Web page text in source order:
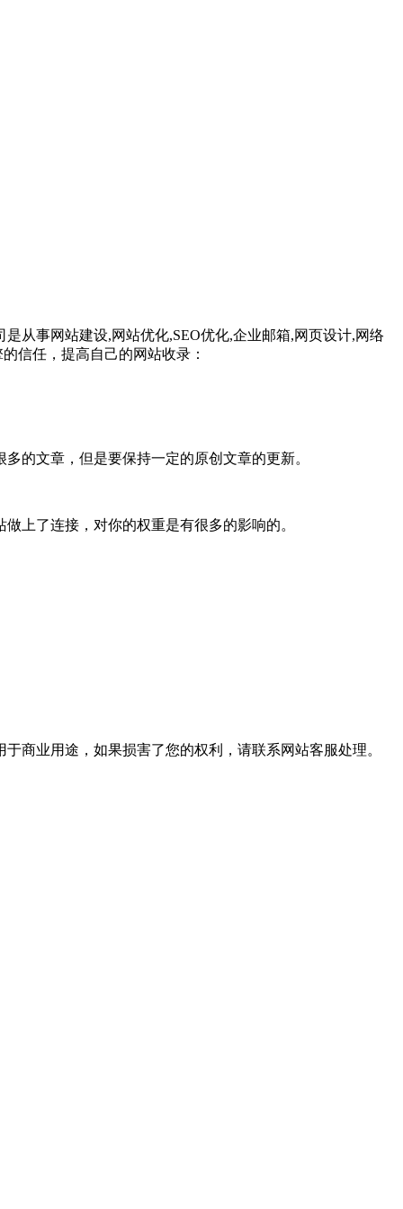
从事网站建设,网站优化,SEO优化,企业邮箱,网页设计,网络
的信任，提高自己的网站收录：
的文章，但是要保持一定的原创文章的更新。
上了连接，对你的权重是有很多的影响的。
商业用途，如果损害了您的权利，请联系网站客服处理。